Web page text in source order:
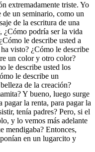
extremadamente triste. Yo
de un seminario, como un
de la escritura de una
¿Cómo podría ser la vida
le describe usted a
visto? ¿Cómo le describe
un color y otro color?
le describe usted los
le describe un
de la creación?
Y bueno, luego surge
pagar la renta, para pagar la
tenía padres? Pero, si el
y lo vemos más adelante
mendigaba? Entonces,
en un lugarcito y